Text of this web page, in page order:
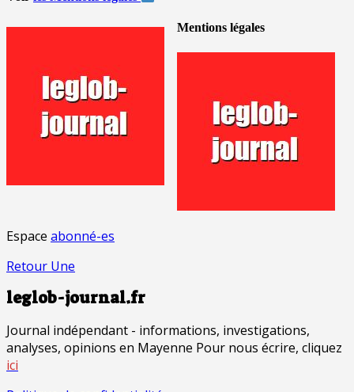
Mentions légales
Espace abonné-es
Retour Une
leglob-journal.fr
Journal indépendant - informations, investigations,
analyses, opinions en Mayenne Pour nous écrire, cliquez
ici